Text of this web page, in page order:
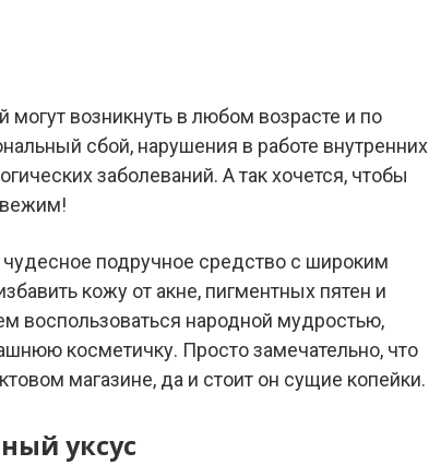
возникнуть в любом возрасте и по
сбой, нарушения в работе внутренних
заболеваний. А так хочется, чтобы
подручное средство с широким
кожу от акне, пигментных пятен и
воспользоваться народной мудростью,
косметичку. Просто замечательно, что
магазине, да и стоит он сущие копейки.
уксус